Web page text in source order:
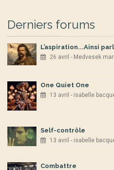
Derniers forums
L’aspiration...Ainsi
26 avril - Medvesek
One Quiet One
13 avril - isabelle
Self-contrôle
13 avril - isabelle
Combattre